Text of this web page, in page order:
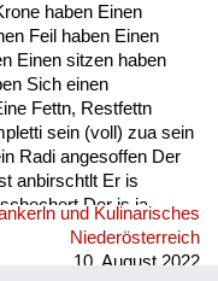
und
haben Einen
Feil haben Einen
Einen sitzen haben
Sich einen
Fettn, Restfettn
sein (voll) zua sein
Radi angesoffen Der
anbirschtlt Er is
Der is ja
Fett wie ein
abgefüllt sein
und Kulinarisches
Niederösterreich
10. August 2022